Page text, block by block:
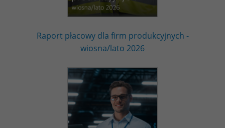
Raport płacowy dla firm produkcyjnych -
wiosna/lato 2026